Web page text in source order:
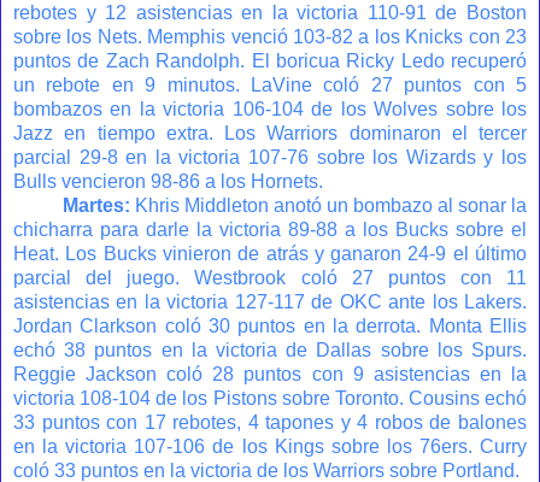
rebotes y 12 asistencias en la victoria 110-91 de Boston
sobre los Nets. Memphis venció 103-82 a los Knicks con 23
puntos de Zach Randolph. El boricua Ricky Ledo recuperó
un rebote en 9 minutos. LaVine coló 27 puntos con 5
bombazos en la victoria 106-104 de los Wolves sobre los
Jazz en tiempo extra. Los Warriors dominaron el tercer
parcial 29-8 en la victoria 107-76 sobre los Wizards y los
Bulls vencieron 98-86 a los Hornets.
Martes: Khris Middleton anotó un bombazo al sonar la
chicharra para darle la victoria 89-88 a los Bucks sobre el
Heat. Los Bucks vinieron de atrás y ganaron 24-9 el último
parcial del juego. Westbrook coló 27 puntos con 11
asistencias en la victoria 127-117 de OKC ante los Lakers.
Jordan Clarkson coló 30 puntos en la derrota. Monta Ellis
echó 38 puntos en la victoria de Dallas sobre los Spurs.
Reggie Jackson coló 28 puntos con 9 asistencias en la
victoria 108-104 de los Pistons sobre Toronto. Cousins echó
33 puntos con 17 rebotes, 4 tapones y 4 robos de balones
en la victoria 107-106 de los Kings sobre los 76ers. Curry
coló 33 puntos en la victoria de los Warriors sobre Portland.